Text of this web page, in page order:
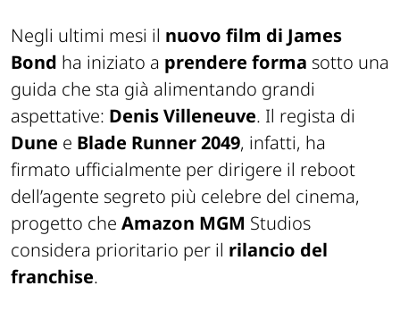
Negli ultimi mesi il nuovo film di James
Bond ha iniziato a prendere forma sotto una
guida che sta già alimentando grandi
aspettative: Denis Villeneuve. Il regista di
Dune e Blade Runner 2049, infatti, ha
firmato ufficialmente per dirigere il reboot
dell’agente segreto più celebre del cinema,
progetto che Amazon MGM Studios
considera prioritario per il rilancio del
franchise.